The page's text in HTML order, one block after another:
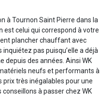
à Tournon Saint Pierre dans la
est celui qui correspond à votre
plancher chauffant avec
pas puisqu’elle a déjà
depuis des années. Ainsi WK
neufs et performants à
prix très inégalables pour une
à passer chez WK